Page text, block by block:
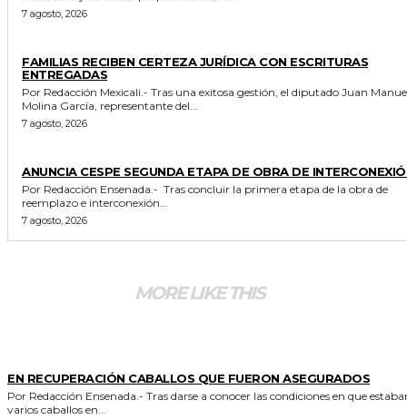
7 agosto, 2026
FAMILIAS RECIBEN CERTEZA JURÍDICA CON ESCRITURAS
ENTREGADAS
Por Redacción Mexicali.- Tras una exitosa gestión, el diputado Juan Manuel
Molina García, representante del...
7 agosto, 2026
ANUNCIA CESPE SEGUNDA ETAPA DE OBRA DE
Por Redacción Ensenada.- Tras concluir la primera etapa de la obra de
reemplazo e interconexión...
7 agosto, 2026
MORE LIKE THIS
EN RECUPERACIÓN CABALLOS QUE FUERON ASEGURADOS
Por Redacción Ensenada.- Tras darse a conocer las condiciones en que estaban
varios caballos en...